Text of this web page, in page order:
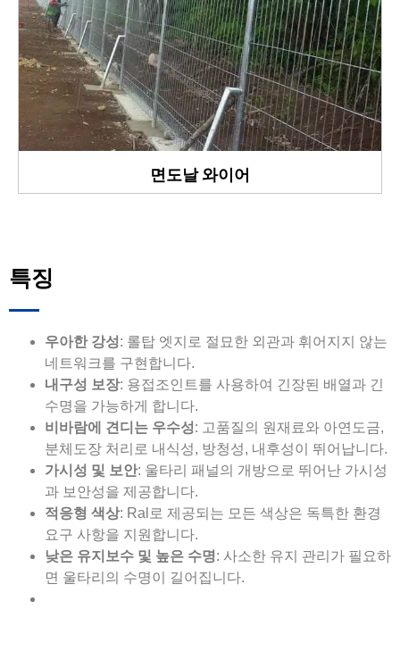
면도날 와이어
특징
우아한 강성: 롤탑 엣지로 절묘한 외관과 휘어지지 않는
네트워크를 구현합니다.
내구성 보장: 용접조인트를 사용하여 긴장된 배열과 긴
수명을 가능하게 합니다.
비바람에 견디는 우수성: 고품질의 원재료와 아연도금,
분체도장 처리로 내식성, 방청성, 내후성이 뛰어납니다.
가시성 및 보안: 울타리 패널의 개방으로 뛰어난 가시성
과 보안성을 제공합니다.
적응형 색상: Ral로 제공되는 모든 색상은 독특한 환경
요구 사항을 지원합니다.
낮은 유지보수 및 높은 수명: 사소한 유지 관리가 필요하
면 울타리의 수명이 길어집니다.